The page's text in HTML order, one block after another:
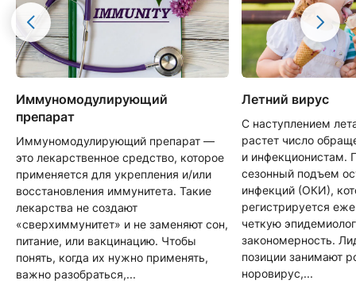
Иммуномодулирующий
препарат
Иммуномодулирующий препарат —
это лекарственное средство, которое
применяется для укрепления и/или
восстановления иммунитета. Такие
лекарства не создают
«сверхиммунитет» и не заменяют сон,
питание, или вакцинацию. Чтобы
понять, когда их нужно применять,
важно разобраться,...
Летний вирус
С наступлением
растет число
и инфекционистам.
сезонный подъем
инфекций (ОКИ),
регистрируется
четкую
закономерность.
позиции занимают
норовирус,...